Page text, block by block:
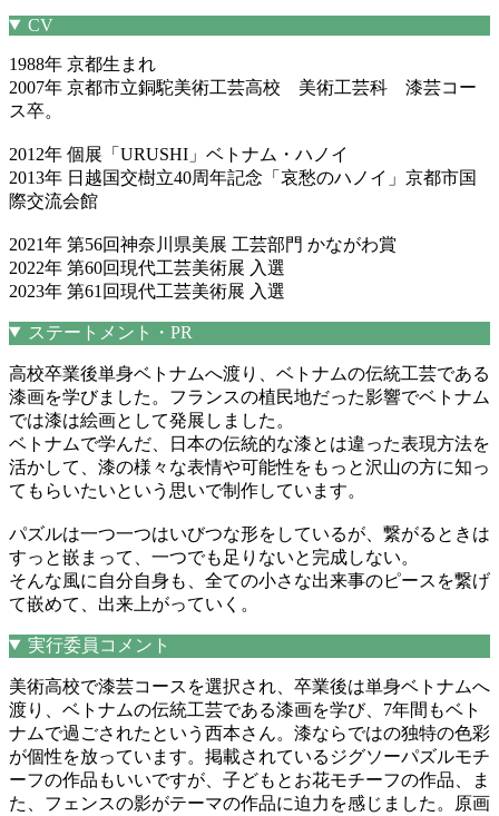
CV
1988年 京都生まれ
2007年 京都市立銅駝美術工芸高校 美術工芸科 漆芸コー
ス卒。
2012年 個展「URUSHI」ベトナム・ハノイ
2013年 日越国交樹立40周年記念「哀愁のハノイ」京都市国
際交流会館
2021年 第56回神奈川県美展 工芸部門 かながわ賞
2022年 第60回現代工芸美術展 入選
2023年 第61回現代工芸美術展 入選
ステートメント・PR
高校卒業後単身ベトナムへ渡り、ベトナムの伝統工芸である
漆画を学びました。フランスの植民地だった影響でベトナム
では漆は絵画として発展しました。
ベトナムで学んだ、日本の伝統的な漆とは違った表現方法を
活かして、漆の様々な表情や可能性をもっと沢山の方に知っ
てもらいたいという思いで制作しています。
パズルは一つ一つはいびつな形をしているが、繋がるときは
すっと嵌まって、一つでも足りないと完成しない。
そんな風に自分自身も、全ての小さな出来事のピースを繋げ
て嵌めて、出来上がっていく。
実行委員コメント
美術高校で漆芸コースを選択され、卒業後は単身ベトナムへ
渡り、ベトナムの伝統工芸である漆画を学び、7年間もベト
ナムで過ごされたという西本さん。漆ならではの独特の色彩
が個性を放っています。掲載されているジグソーパズルモチ
ーフの作品もいいですが、子どもとお花モチーフの作品、ま
た、フェンスの影がテーマの作品に迫力を感じました。原画